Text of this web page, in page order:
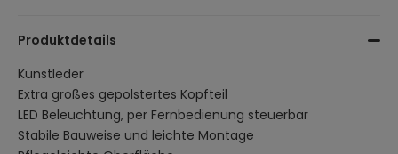
Produktdetails
Kunstleder
Extra großes gepolstertes Kopfteil
LED Beleuchtung, per Fernbedienung steuerbar
Stabile Bauweise und leichte Montage